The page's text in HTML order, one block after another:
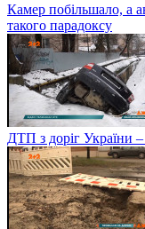
Камер побільшало, а
такого парадоксу
ДТП з доріг України